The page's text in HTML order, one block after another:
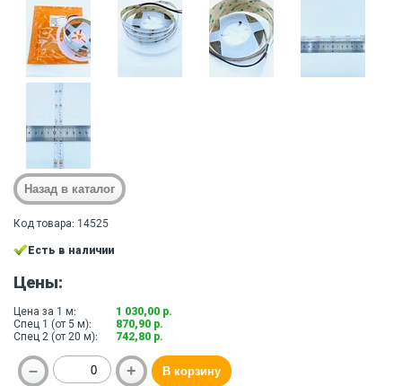
Код товара: 14525
Есть в наличии
Цены:
Цена за 1 м:
1 030,00 р.
Спец 1 (от 5 м):
870,90 р.
Спец 2 (от 20 м):
742,80 р.